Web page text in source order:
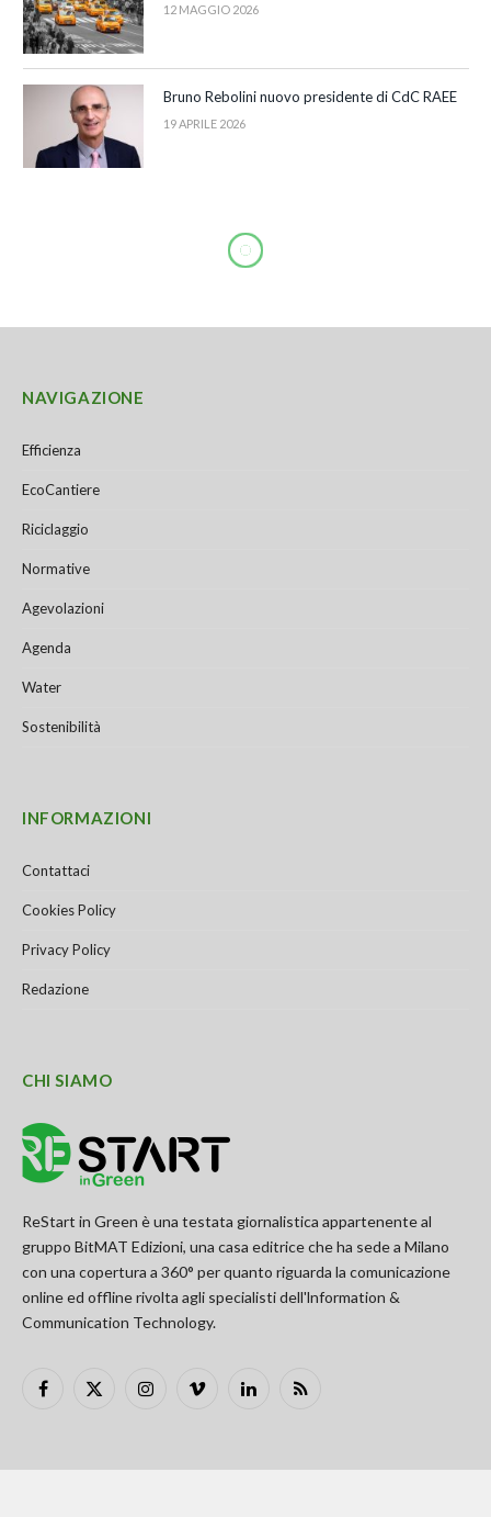
12 MAGGIO 2026
Bruno Rebolini nuovo presidente di CdC RAEE
19 APRILE 2026
NAVIGAZIONE
Efficienza
EcoCantiere
Riciclaggio
Normative
Agevolazioni
Agenda
Water
Sostenibilità
INFORMAZIONI
Contattaci
Cookies Policy
Privacy Policy
Redazione
CHI SIAMO
ReStart in Green è una testata giornalistica appartenente al
gruppo BitMAT Edizioni, una casa editrice che ha sede a Milano
con una copertura a 360° per quanto riguarda la comunicazione
online ed offline rivolta agli specialisti dell'lnformation &
Communication Technology.
Facebook
X
InstagramVimeo LinkedInRSS